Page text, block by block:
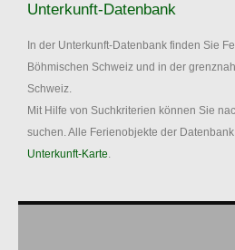
Unterkunft-Datenbank
In der Unterkunft-Datenbank finden Sie
Böhmischen Schweiz und in der
Schweiz.
Mit Hilfe von Suchkriterien können Sie
suchen. Alle Ferienobjekte der
Unterkunft-Karte.